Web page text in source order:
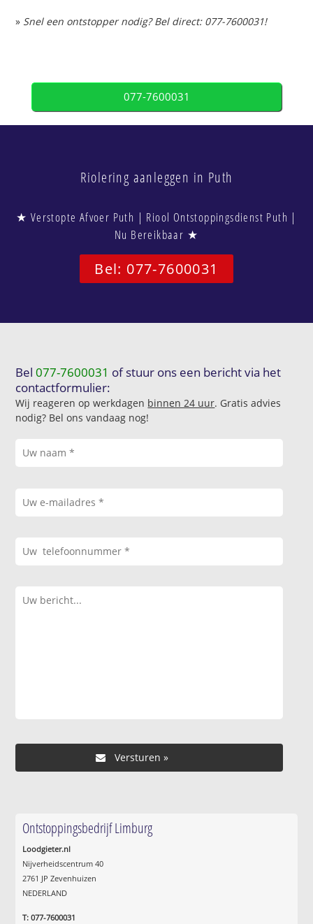
» Snel een ontstopper nodig? Bel direct: 077-7600031!
077-7600031
Riolering aanleggen in Puth
★ Verstopte Afvoer Puth | Riool Ontstoppingsdienst Puth |
Nu Bereikbaar ★
Bel: 077-7600031
Bel077-7600031 of stuur ons een bericht via het
contactformulier:
Wij reageren op werkdagen binnen 24 uur. Gratis advies
nodig? Bel ons vandaag nog!
Ontstoppingsbedrijf Limburg
Loodgieter.nl
Nijverheidscentrum 40
2761 JP Zevenhuizen
NEDERLAND
T: 077-7600031